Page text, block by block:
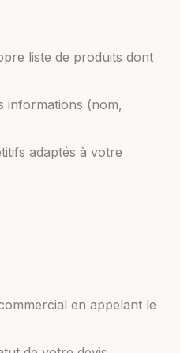
liste de produits dont
informations (nom,
adaptés à votre
en appelant le